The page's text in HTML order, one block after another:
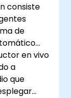
consiste
de
en vivo
a
que